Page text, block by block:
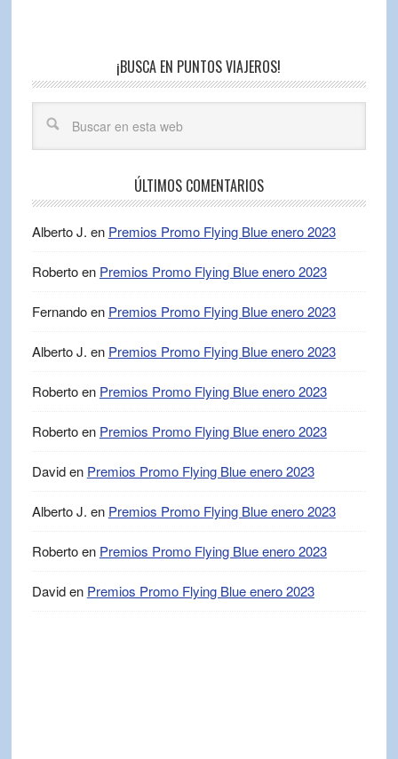
¡BUSCA EN PUNTOS VIAJEROS!
ÚLTIMOS COMENTARIOS
Alberto J. en Premios Promo Flying Blue enero 2023
Robertoen Premios Promo Flying Blue enero 2023
Fernandoen Premios Promo Flying Blue enero 2023
Alberto J. en Premios Promo Flying Blue enero 2023
Robertoen Premios Promo Flying Blue enero 2023
Robertoen Premios Promo Flying Blue enero 2023
Daviden Premios Promo Flying Blue enero 2023
Alberto J. en Premios Promo Flying Blue enero 2023
Robertoen Premios Promo Flying Blue enero 2023
Daviden Premios Promo Flying Blue enero 2023